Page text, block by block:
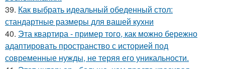
39. Как выбрать идеальный обеденный стол:
стандартные размеры для вашей кухни
40. Эта квартира - пример того, как можно бережно
адаптировать пространство с историей под
современные нужды, не теряя его уникальности.